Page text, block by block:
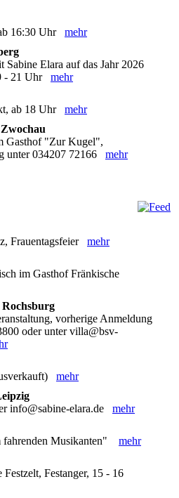
16:30 Uhr mehr
Sabine Elara auf das Jahr 2026
- 21 Uhr mehr
ab 18 Uhr mehr
Gasthof "Zur Kugel",
unter 034207 72166 mehr
Frauentagsfeier mehr
im Gasthof Fränkische
vorherige Anmeldung
oder unter villa@bsv-
mehr
info@sabine-elara.de mehr
fahrenden Musikanten" mehr
Festzelt, Festanger, 15 - 16